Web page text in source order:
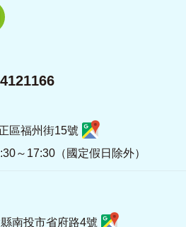
區福州街15號
～17:30（國定假日除外）
南投市省府路4號